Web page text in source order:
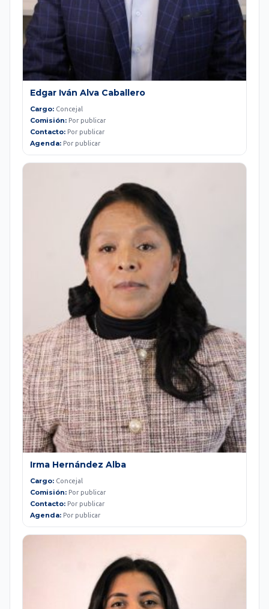
Edgar Iván Alva Caballero
Cargo: Concejal
Comisión: Por publicar
Contacto: Por publicar
Agenda: Por publicar
Irma Hernández Alba
Cargo: Concejal
Comisión: Por publicar
Contacto: Por publicar
Agenda: Por publicar